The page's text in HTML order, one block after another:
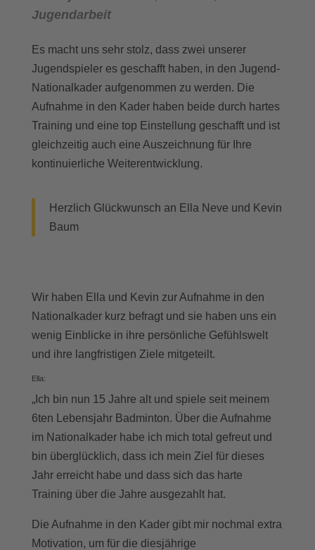
Jugendarbeit
Es macht uns sehr stolz, dass zwei unserer
Jugendspieler es geschafft haben, in den Jugend-
Nationalkader aufgenommen zu werden. Die
Aufnahme in den Kader haben beide durch hartes
Training und eine top Einstellung geschafft und ist
gleichzeitig auch eine Auszeichnung für Ihre
kontinuierliche Weiterentwicklung.
Herzlich Glückwunsch an Ella Neve und Kevin
Baum
Wir haben Ella und Kevin zur Aufnahme in den
Nationalkader kurz befragt und sie haben uns ein
wenig Einblicke in ihre persönliche Gefühlswelt
und ihre langfristigen Ziele mitgeteilt.
Ella:
„Ich bin nun 15 Jahre alt und spiele seit meinem
6ten Lebensjahr Badminton. Über die Aufnahme
im Nationalkader habe ich mich total gefreut und
bin überglücklich, dass ich mein Ziel für dieses
Jahr erreicht habe und dass sich das harte
Training über die Jahre ausgezahlt hat.
Die Aufnahme in den Kader gibt mir nochmal extra
Motivation, um für die diesjährige